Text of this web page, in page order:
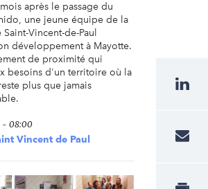
après le passage du
une jeune équipe de la
Vincent-de-Paul
développement à Mayotte.
de proximité qui
besoins d'un territoire où la
plus que jamais
- 08:00
Vincent de Paul